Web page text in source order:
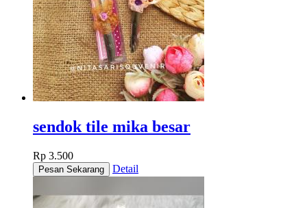
sendok tile mika besar
Rp 3.500
Detail